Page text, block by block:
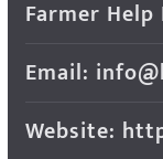
Farmer Help
Email:
Website: